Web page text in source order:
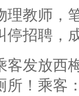
理教师，
停招聘，
客发放西
所！乘客